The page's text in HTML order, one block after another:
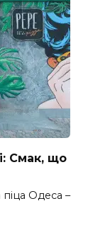
Смак, що
Одеса –